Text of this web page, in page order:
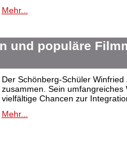
Mehr...
und populäre
Der Schönberg-Schüler
zusammen. Sein
vielfältige Chancen zur
Mehr...